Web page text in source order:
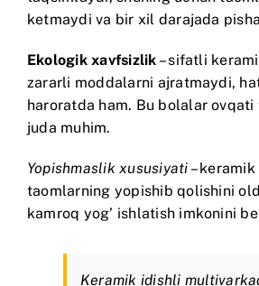
ketmaydi va bir xil darajada
Ekologik xavfsizlik – sifatli
zararli moddalarni ajratmaydi,
haroratda ham. Bu bolalar
juda muhim.
Yopishmaslik xususiyati –
taomlarning yopishib qolishini
kamroq yog’ ishlatish imkonini
Keramik idishli